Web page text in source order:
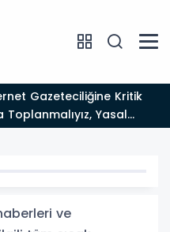
Toplanmalıyız, Yasal
Hazırız"
ve